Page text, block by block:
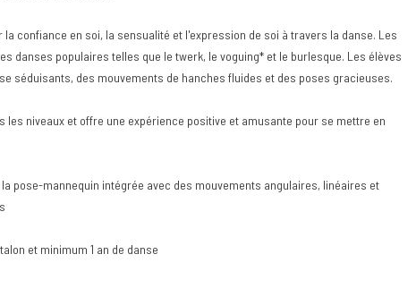
confiance en soi, la sensualité et l'expression de soi à travers la danse. Les
danses populaires telles que le twerk, le voguing* et le burlesque. Les élèves
séduisants, des mouvements de hanches fluides et des poses gracieuses.
les niveaux et offre une expérience positive et amusante pour se mettre en
pose-mannequin intégrée avec des mouvements angulaires, linéaires et
et minimum 1 an de danse